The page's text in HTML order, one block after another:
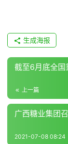
产
销
储
生成海报
截至6月底全
上一篇
广西糖业集团
2021-07-08 08:24